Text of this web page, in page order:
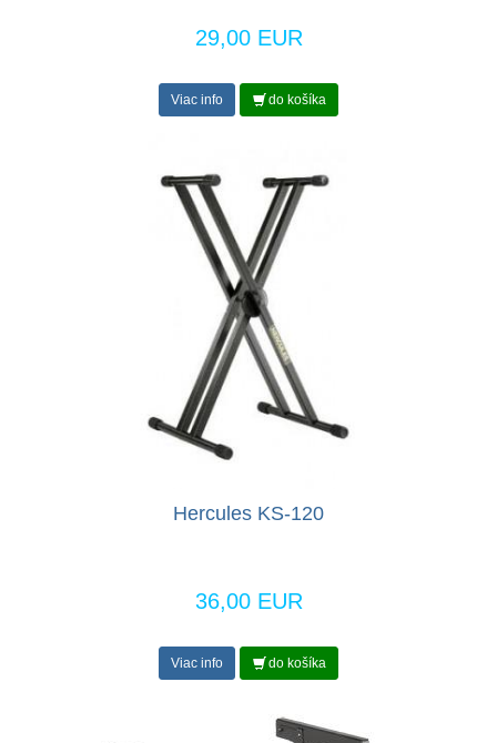
29,00 EUR
Viac info do košíka
Hercules KS-120
36,00 EUR
Viac info do košíka